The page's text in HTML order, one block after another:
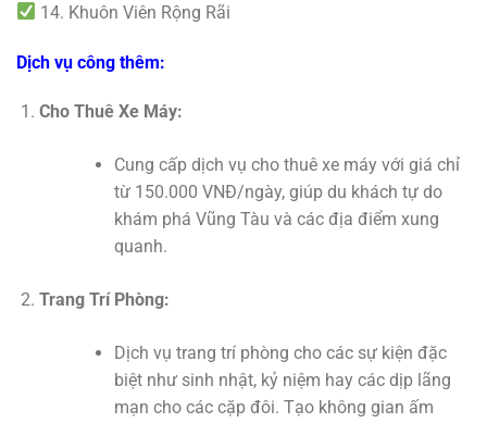
14. Khuôn Viên Rộng Rãi
Dịch vụ công thêm:
Cho Thuê Xe Máy:
Cung cấp dịch vụ cho thuê xe máy với giá chỉ
từ 150.000 VNĐ/ngày, giúp du khách tự do
khám phá Vũng Tàu và các địa điểm xung
quanh.
Trang Trí Phòng:
Dịch vụ trang trí phòng cho các sự kiện đặc
biệt như sinh nhật, kỷ niệm hay các dịp lãng
mạn cho các cặp đôi. Tạo không gian ấm